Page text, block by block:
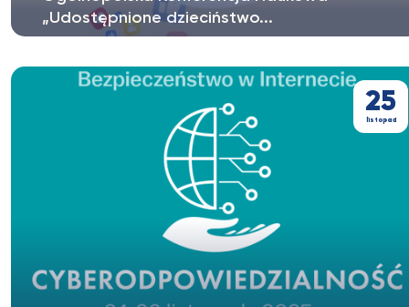
„Udostępnione dzieciństwo...
Uniwersytetu Kardynała...
25
listopad